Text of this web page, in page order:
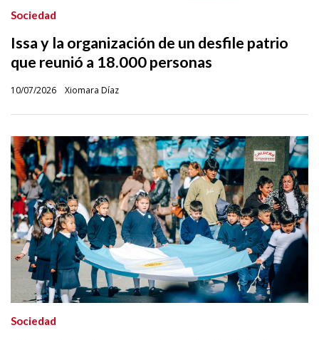
Issa y la organización de un desfile patrio
que reunió a 18.000 personas
Xiomara Díaz
Sociedad
10/07/2026
Sociedad